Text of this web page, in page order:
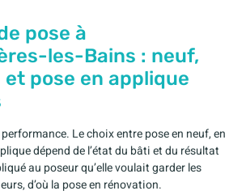
pose à
les-Bains : neuf,
pose en applique
Le choix entre pose en neuf, en
dépend de l’état du bâti et du résultat
au poseur qu’elle voulait garder les
d’où la pose en rénovation.